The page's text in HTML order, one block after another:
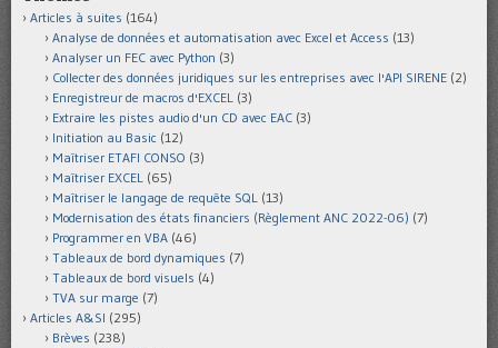
Articles à suites (164)
Analyse de données et automatisation avec Excel et Access (13)
Analyser un FEC avec Python (3)
Collecter des données juridiques sur les entreprises avec l'API SIRENE (2)
Enregistreur de macros d'EXCEL (3)
Extraire les pistes audio d'un CD avec EAC (3)
Initiation au Basic (12)
Maîtriser ETAFI CONSO (3)
Maîtriser EXCEL (65)
Maîtriser le langage de requête SQL (13)
Modernisation des états financiers (Règlement ANC 2022-06) (7)
Programmer en VBA (46)
Tableaux de bord dynamiques (7)
Tableaux de bord visuels (4)
TVA sur marge (7)
Articles A&SI (295)
Brèves (238)